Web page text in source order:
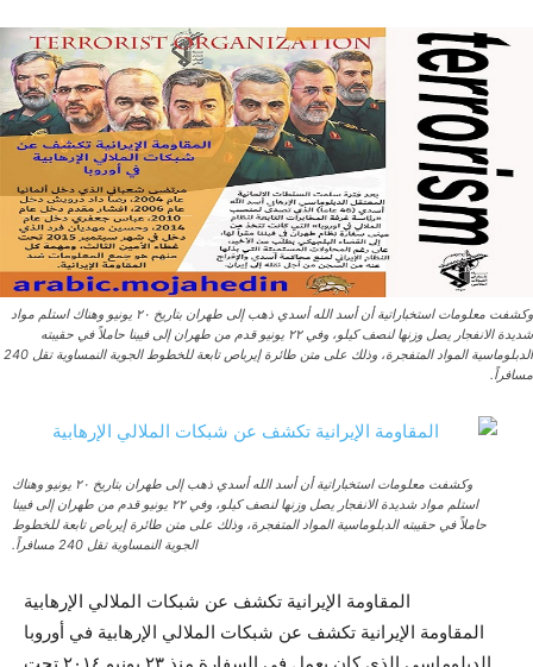
وكشفت معلومات استخباراتية أن أسد الله أسدي ذهب إلى طهران بتاريخ ٢٠ يونيو وهناك استلم مواد
شديدة الانفجار يصل وزنها لنصف كيلو، وفي ٢٢ يونيو قدم من طهران إلى فيينا حاملاً في حقيبته
الدبلوماسية المواد المتفجرة، وذلك على متن طائرة إيرباص تابعة للخطوط الجوية النمساوية تقل 240
مسافراً.
وكشفت معلومات استخباراتية أن أسد الله أسدي ذهب إلى طهران بتاريخ ٢٠ يونيو وهناك
استلم مواد شديدة الانفجار يصل وزنها لنصف كيلو، وفي ٢٢ يونيو قدم من طهران إلى فيينا
حاملاً في حقيبته الدبلوماسية المواد المتفجرة، وذلك على متن طائرة إيرباص تابعة للخطوط
الجوية النمساوية تقل 240 مسافراً.
المقاومة‌ الإيرانية‌ تکشف عن شبكات الملالي الإرهابية
المقاومة‌ الإيرانية‌ تکشف عن شبكات الملالي الإرهابية في أوروبا